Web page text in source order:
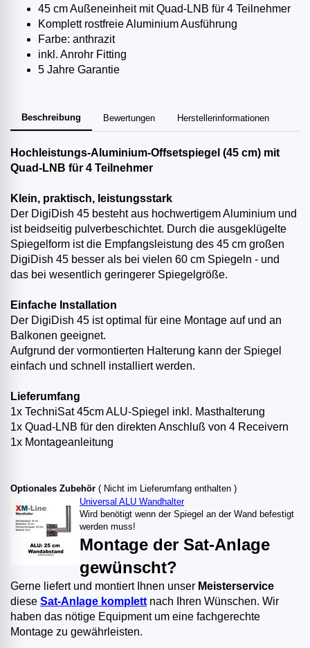
45 cm Außeneinheit mit Quad-LNB für 4 Teilnehmer
Komplett rostfreie Aluminium Ausführung
Farbe: anthrazit
inkl. Anrohr Fitting
5 Jahre Garantie
Beschreibung Bewertungen Herstellerinformationen
Hochleistungs-Aluminium-Offsetspiegel (45 cm) mit
Quad-LNB für 4 Teilnehmer
Klein, praktisch, leistungsstark
Der DigiDish 45 besteht aus hochwertigem Aluminium und
ist beidseitig pulverbeschichtet. Durch die ausgeklügelte
Spiegelform ist die Empfangsleistung des 45 cm großen
DigiDish 45 besser als bei vielen 60 cm Spiegeln - und
das bei wesentlich geringerer Spiegelgröße.
Einfache Installation
Der DigiDish 45 ist optimal für eine Montage auf und an
Balkonen geeignet.
Aufgrund der vormontierten Halterung kann der Spiegel
einfach und schnell installiert werden.
Lieferumfang
1x TechniSat 45cm ALU-Spiegel inkl. Masthalterung
1x Quad-LNB für den direkten Anschluß von 4 Receivern
1x Montageanleitung
Optionales Zubehör ( Nicht im Lieferumfang enthalten )
Universal ALU Wandhalter
Wird benötigt wenn der Spiegel an der Wand befestigt
werden muss!
Montage der Sat-Anlage
gewünscht?
Gerne liefert und montiert Ihnen unser Meisterservice
diese Sat-Anlage komplett nach Ihren Wünschen. Wir
haben das nötige Equipment um eine fachgerechte
Montage zu gewährleisten.